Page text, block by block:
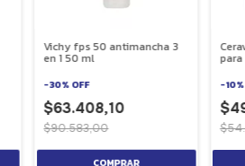
Vichy fps 50 antimancha 3
en 1 50 ml
-30% OFF
$63.408,10
$90.583,00
-10